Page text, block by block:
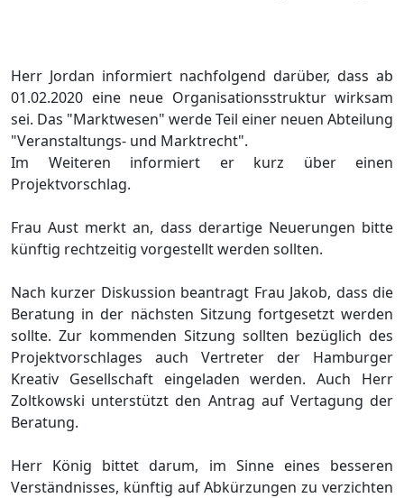
Herr Jordan informiert nachfolgend darüber, dass ab
01.02.2020 eine neue Organisationsstruktur wirksam
sei. Das "Marktwesen" werde Teil einer neuen Abteilung
"Veranstaltungs- und Marktrecht".
Im Weiteren informiert er kurz über einen
Projektvorschlag.
Frau Aust merkt an, dass derartige Neuerungen bitte
künftig rechtzeitig vorgestellt werden sollten.
Nach kurzer Diskussion beantragt Frau Jakob, dass die
Beratung in der nächsten Sitzung fortgesetzt werden
sollte. Zur kommenden Sitzung sollten bezüglich des
Projektvorschlages auch Vertreter der Hamburger
Kreativ Gesellschaft eingeladen werden. Auch Herr
Zoltkowski unterstützt den Antrag auf Vertagung der
Beratung.
Herr König bittetdarum, im Sinne eines besseren
Verständnisses, künftig auf Abkürzungen zu verzichten